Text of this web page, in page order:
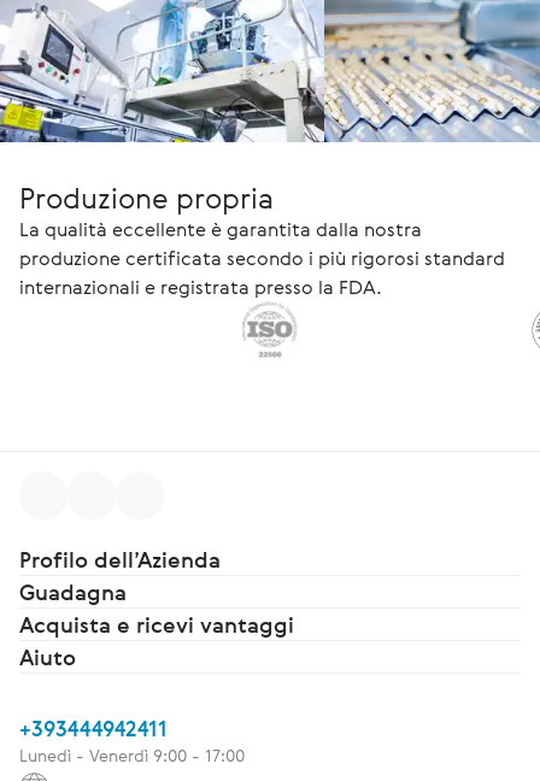
Produzione propria
La qualità eccellente è garantita dalla nostra
produzione certificata secondo i più rigorosi standard
internazionali e registrata presso la FDA.
Profilo dell’Azienda
Guadagna
Acquista e ricevi vantaggi
Aiuto
+393444942411
Lunedì - Venerdì 9:00 - 17:00